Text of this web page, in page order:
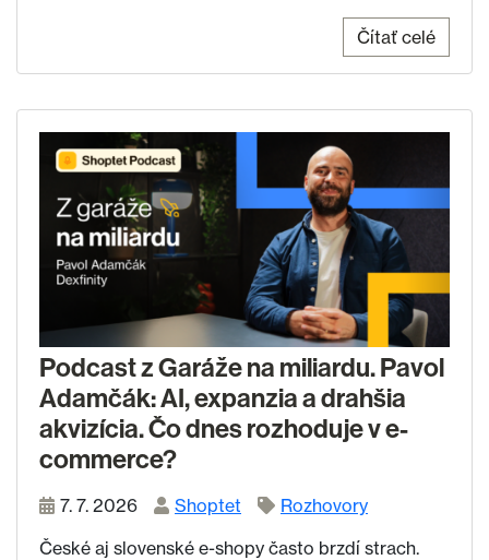
Čítať celé
Podcast z Garáže na miliardu. Pavol
Adamčák: AI, expanzia a drahšia
akvizícia. Čo dnes rozhoduje v e-
commerce?
7. 7. 2026 Shoptet
Rozhovory
České aj slovenské e-shopy často brzdí strach.